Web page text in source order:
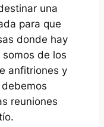
una
para que
donde hay
de los
anfitriones y
reuniones